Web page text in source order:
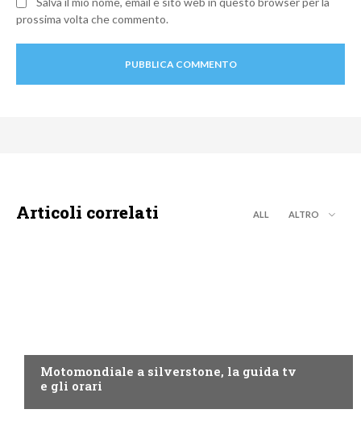
prossima volta che commento.
Articoli correlati ALL ALTRO
Motomondiale a silverstone, la guida tv
e gli orari